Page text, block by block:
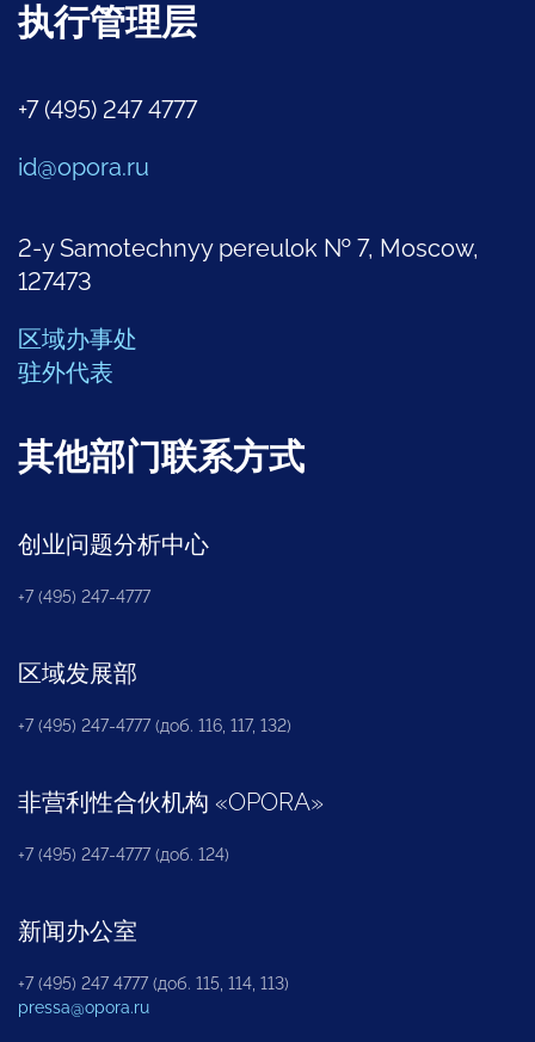
执行管理层
+7 (495) 247 4777
id@opora.ru
2-y Samotechnyy pereulok № 7, Moscow,
127473
区域办事处
驻外代表
其他部门联系方式
创业问题分析中心
+7 (495) 247-4777
区域发展部
+7 (495) 247-4777 (доб. 116, 117, 132)
非营利性合伙机构 «OPORA»
+7 (495) 247-4777 (доб. 124)
新闻办公室
+7 (495) 247 4777 (доб. 115, 114, 113)
pressa@opora.ru